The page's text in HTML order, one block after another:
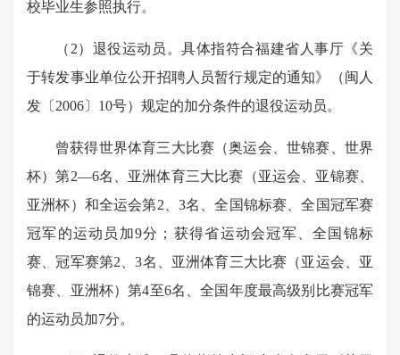
校毕业生参照执行。
（ 2）退役运动员。具体指符合福建省人事厅《关
于转发事业单位公开招聘人员暂行规定的通知》（闽人
发〔 2006〕 10号）规定的加分条件的退役运动员。
曾获得世界体育三大比赛（奥运会、世锦赛、世界
杯）第2—6名、亚洲体育三大比赛（亚运会、亚锦赛、
亚洲杯）和全运会第2 3名、全国锦标赛、全国冠军赛
冠军的运动员加9分；获得省运动会冠军、全国锦标
赛、冠军赛第2 、3名、亚洲体育三大比赛（亚运会、亚
锦赛、亚洲杯）第4至6名、全国年度最高级别比赛冠军
的运动员加7分。